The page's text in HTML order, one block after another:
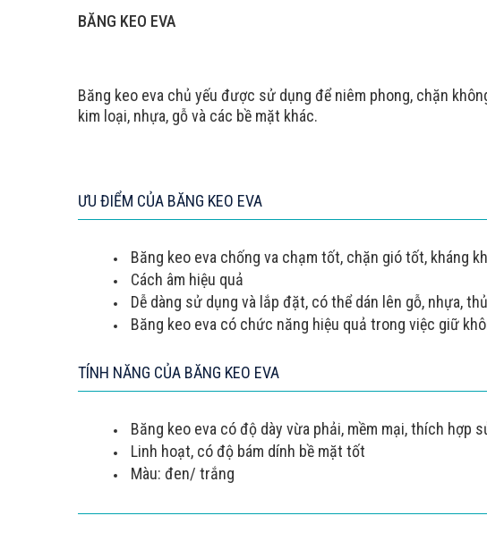
BĂNG KEO EVA
Băng keo eva chủ yếu được sử dụng để niêm phong, chặn
kim loại, nhựa, gỗ và các bề mặt khác.
ƯU ĐIỂM CỦA BĂNG KEO EVA
Băng keo eva chống va chạm tốt, chặn gió tốt, kháng
Cách âm hiệu quả
Dễ dàng sử dụng và lắp đặt, có thể dán lên gỗ, nhựa,
Băng keo eva có chức năng hiệu quả trong việc giữ
TÍNH NĂNG CỦA BĂNG KEO EVA
Băng keo eva có độ dày vừa phải, mềm mại, thích hợp
Linh hoạt, có độ bám dính bề mặt tốt
Màu: đen/ trắng